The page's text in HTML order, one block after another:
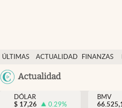
ÚLTIMAS
NOTICIAS
ACTUALIDAD
FINANZAS
Actualidad
Actualidad
Finanzas y economía
Dólar y mercados
DÓLAR
$ 17,26 0.29%
BMV